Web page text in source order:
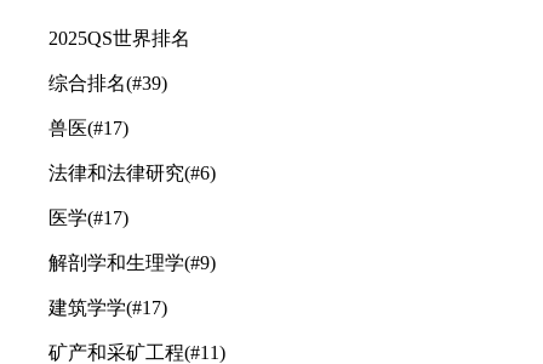
2025QS世界排名
综合排名(#39)
兽医(#17)
法律和法律研究(#6)
医学(#17)
解剖学和生理学(#9)
建筑学学(#17)
矿产和采矿工程(#11)